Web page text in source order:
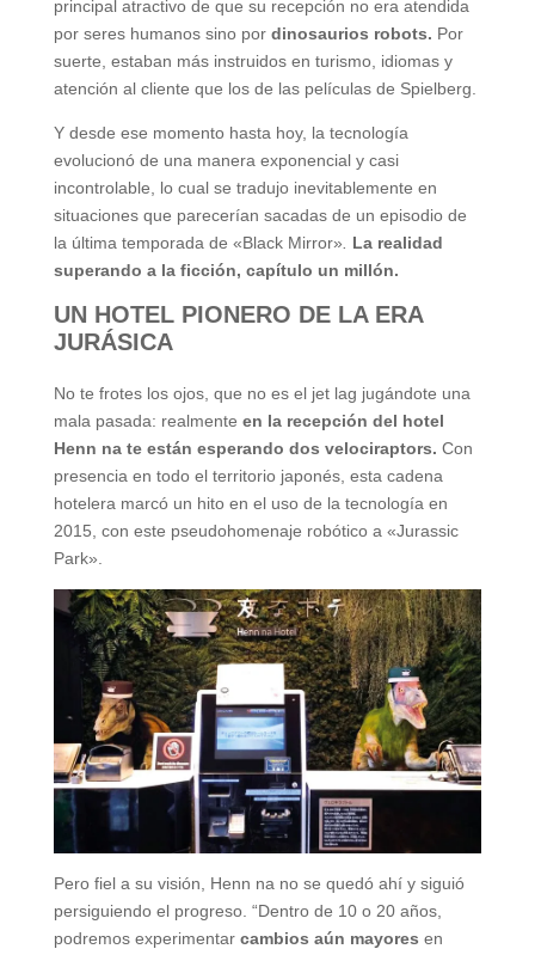
principal atractivo de que su recepción no era atendida
por seres humanos sino por dinosaurios robots. Por
suerte, estaban más instruidos en turismo, idiomas y
atención al cliente que los de las películas de Spielberg.
Y desde ese momento hasta hoy, la tecnología
evolucionó de una manera exponencial y casi
incontrolable, lo cual se tradujo inevitablemente en
situaciones que parecerían sacadas de un episodio de
la última temporada de «Black Mirror»
La realidad
superando a la ficción, capítulo un millón.
UN HOTEL PIONERO DE LA ERA
JURÁSICA
No te frotes los ojos, que no es el jet lag jugándote una
mala pasada: realmente en la recepción del hotel
Henn na te están esperando dos velociraptors. Con
presencia en todo el territorio japonés, esta cadena
hotelera marcó un hito en el uso de la tecnología en
2015, con este pseudohomenaje robótico a «Jurassic
Park».
Pero fiel a su visión, Henn na no se quedó ahí y siguió
persiguiendo el progreso. “Dentro de 10 o 20 años,
podremos experimentar cambios aún mayores en